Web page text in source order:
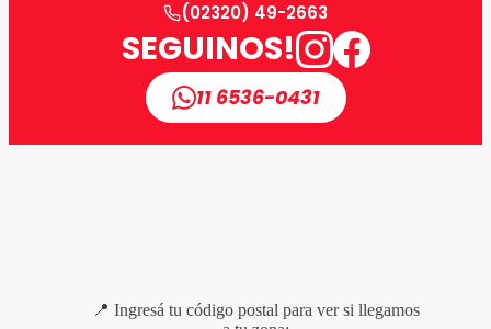
(02320) 49-2663
SEGUINOS!
11 6536-0431
📍 Ingresá tu código postal para ver si llegamos